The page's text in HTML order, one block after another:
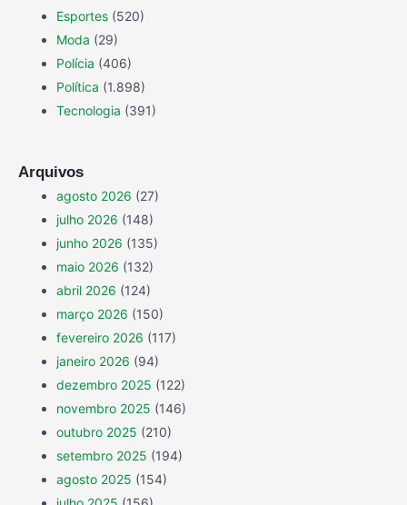
Esportes (520)
Moda (29)
Polícia (406)
Política (1.898)
Tecnologia (391)
Arquivos
agosto 2026 (27)
julho 2026 (148)
junho 2026 (135)
maio 2026 (132)
abril 2026 (124)
março 2026 (150)
fevereiro 2026 (117)
janeiro 2026 (94)
dezembro 2025 (122)
novembro 2025 (146)
outubro 2025 (210)
setembro 2025 (194)
agosto 2025 (154)